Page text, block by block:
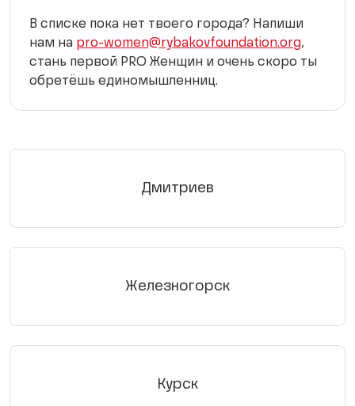
В списке пока нет твоего города? Напиши
нам на pro-women@rybakovfoundation.org,
стань первой PRO Женщин и очень скоро ты
обретёшь единомышленниц.
Дмитриев
Железногорск
Курск